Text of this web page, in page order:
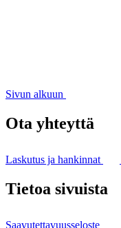
Sivun alkuun
Ota yhteyttä
Laskutus ja hankinnat
Tietoa sivuista
Saavutettavuusseloste